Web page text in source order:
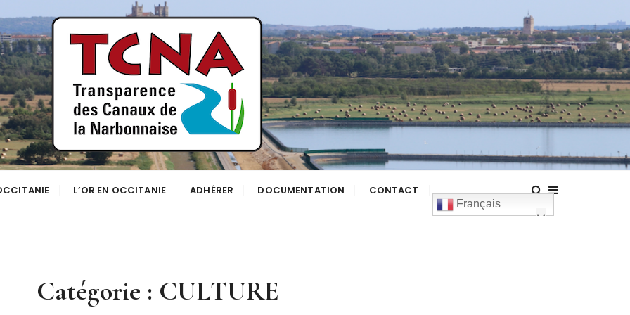
L’OR EN OCCITANIE ADHÉRER DOCUMENTATION CONTACT
Français
Catégorie : CULTURE